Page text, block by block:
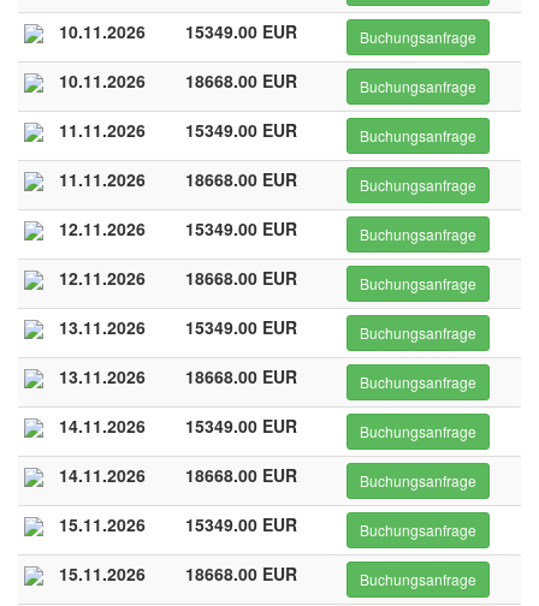
10.11.2026 15349.00 EUR Buchungsanfrage
10.11.2026 18668.00 EUR Buchungsanfrage
11.11.2026 15349.00 EUR Buchungsanfrage
11.11.2026 18668.00 EUR Buchungsanfrage
12.11.2026 15349.00 EUR Buchungsanfrage
12.11.2026 18668.00 EUR Buchungsanfrage
13.11.2026 15349.00 EUR Buchungsanfrage
13.11.2026 18668.00 EUR Buchungsanfrage
14.11.2026 15349.00 EUR Buchungsanfrage
14.11.2026 18668.00 EUR Buchungsanfrage
15.11.2026 15349.00 EUR Buchungsanfrage
15.11.2026 18668.00 EUR Buchungsanfrage